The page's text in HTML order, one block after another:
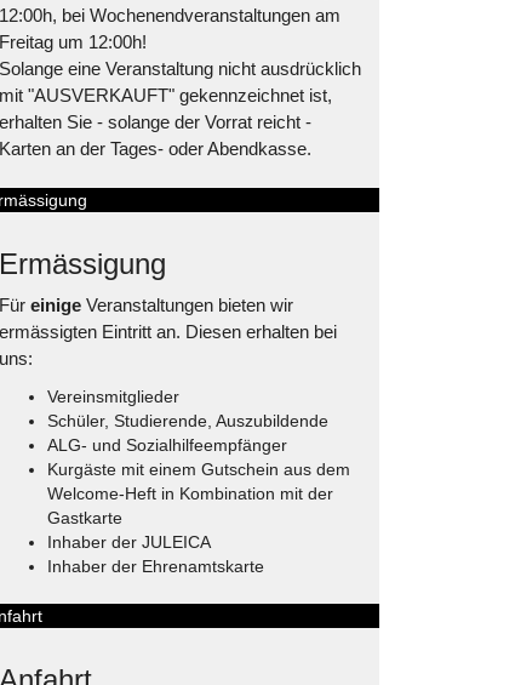
12:00h, bei Wochenendveranstaltungen am
Freitag um 12:00h!
Solange eine Veranstaltung nicht ausdrücklich
mit "AUSVERKAUFT" gekennzeichnet ist,
erhalten Sie - solange der Vorrat reicht -
Karten an der Tages- oder Abendkasse.
Ermässigung
Für einigeVeranstaltungen bieten wir
ermässigten Eintritt an. Diesen erhalten bei
uns:
Vereinsmitglieder
Schüler, Studierende, Auszubildende
ALG- und Sozialhilfeempfänger
Kurgäste mit einem Gutschein aus dem
Welcome-Heft in Kombination mit der
Gastkarte
Inhaber der JULEICA
Inhaber der Ehrenamtskarte